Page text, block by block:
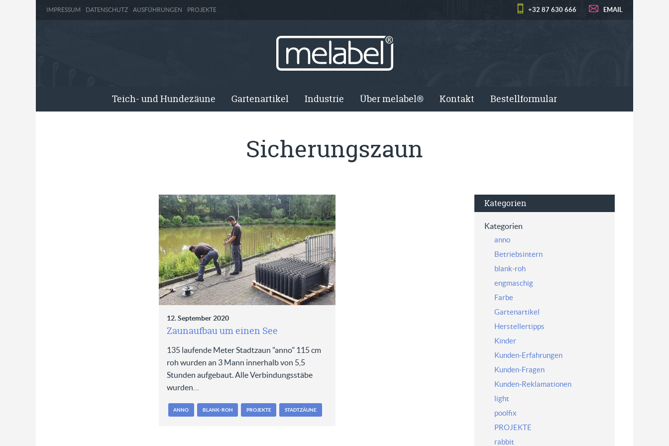
IMPRESSUM DATENSCHUTZ AUSFÜHRUNGEN PROJEKTE +32 87 630 666 EMAIL
Teich- und Hundezäune Gartenartikel Industrie Über melabel® Kontakt Bestellformular
Sicherungszaun
12. September 2020
Zaunaufbau um einen See
135 laufende Meter Stadtzaun "anno" 115 cm
roh wurden an 3 Mann innerhalb von 5,5
Stunden aufgebaut. Alle Verbindungsstäbe
wurden…
ANNO BLANK-ROH PROJEKTE STADTZÄUNE
Kategorien
Kategorien
anno
Betriebsintern
blank-roh
engmaschig
Farbe
Gartenartikel
Herstellertipps
Kinder
Kunden-Erfahrungen
Kunden-Fragen
Kunden-Reklamationen
light
poolfix
PROJEKTE
rabbit